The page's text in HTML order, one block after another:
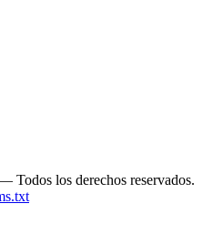
los derechos reservados.